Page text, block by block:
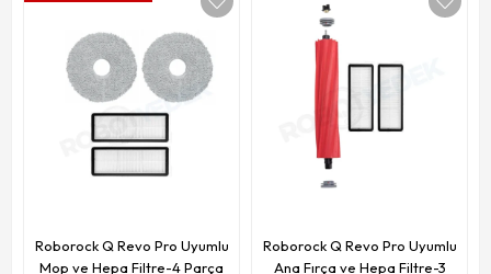
Roborock Q Revo Pro Uyumlu
Mop ve Hepa Filtre-4 Parça
Roborock Q Revo Pro Uyumlu
Ana Fırça ve Hepa Filtre-3